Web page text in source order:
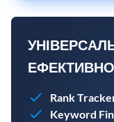
Rank
Keyword